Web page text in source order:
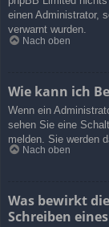
einen Administrator,
verwarnt wurden.
Nach oben
Wie kann ich
Wenn ein
sehen Sie eine
melden. Sie werden
Nach oben
Was bewirkt
Schreiben